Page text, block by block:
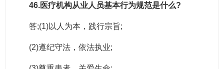
46.医疗机构从业人员基本行为规范是什么?
答;(1)以人为本，践行宗旨;
(2)遵纪守法，依法执业;